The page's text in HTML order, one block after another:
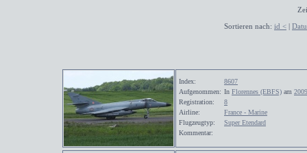
Sortieren nach: id < |
Index:
8607
Aufgenommen: In Florennes (EBFS) am
Registration:
8
Airline:
France - Marine
Flugzeugtyp:
Super Etendard
Kommentar: